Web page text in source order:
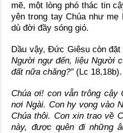
mẽ, một lòng phó thác tin
yên trong tay Chúa như mẹ
dù đời đầy sóng gió.
Dầu vậy, Đức Giêsu còn đặt
Người ngự đến, liệu Người
đất nữa chăng?” (Lc 18,18b).
Chúa ơi! con vẫn trông cậy
nơi Ngài. Con hy vọng vào
Chúa thôi. Con xin trao về
này, được quên đi những